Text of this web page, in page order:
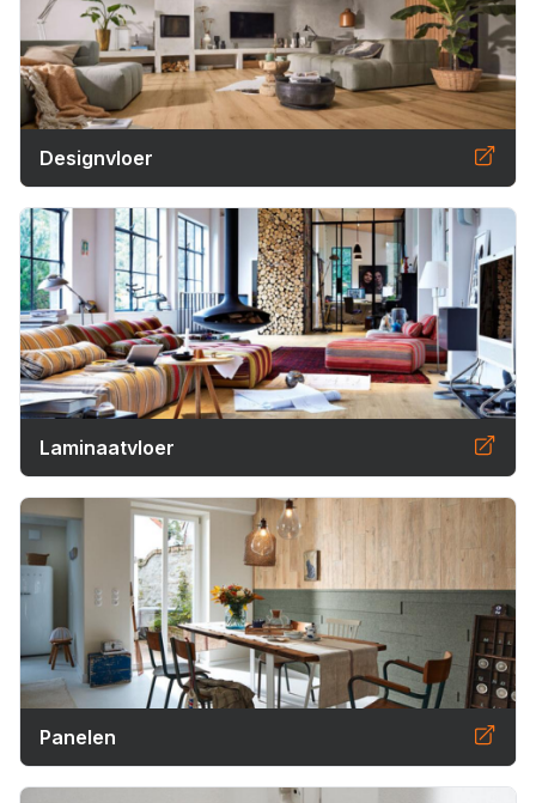
Designvloer
Laminaatvloer
Panelen